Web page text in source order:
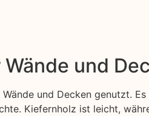
und
und Decken genutzt.
Kiefernholz ist leicht,